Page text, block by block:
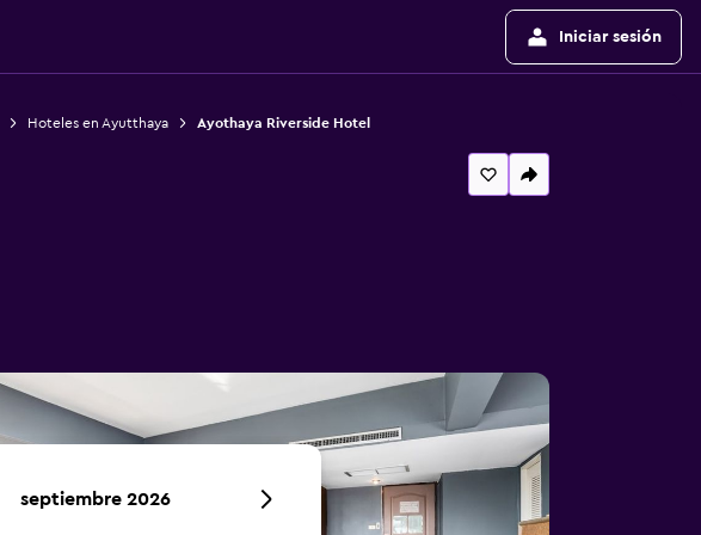
Iniciar sesión
Hoteles en Ayutthaya Ayothaya Riverside Hotel
septiembre 2026